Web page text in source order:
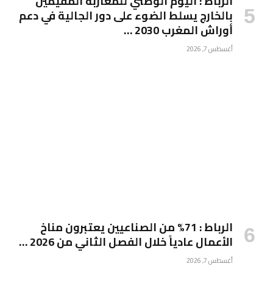
بالخارج يسلط الضوء على دور الجالية في دعم
أوراش المغرب 2030 …
أغسطس 7, 2026
الرباط : 71% من الصناعيين يعتبرون مناخ
الأعمال عادياً خلال الفصل الثاني من 2026 …
أغسطس 7, 2026